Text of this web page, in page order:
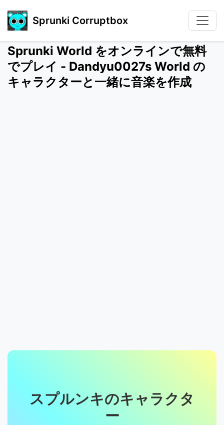
Sprunki Corruptbox
Sprunki World をオンラインで無料
でプレイ - Dandyu0027s World の
キャラクターと一緒に音楽を作成
スプルンキのキャラクタ
ー